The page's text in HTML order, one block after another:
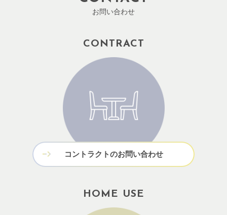
お問い合わせ
CONTRACT
コントラクトのお問い合わせ
HOME USE